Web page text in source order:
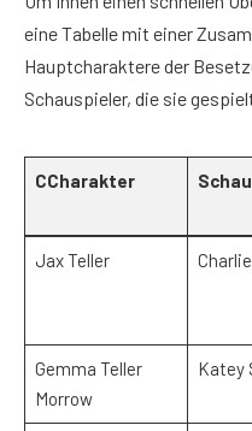
eine Tabelle mit einer
Hauptcharaktere der
Schauspieler, die sie
CCharakter
Jax Teller
Gemma Teller
Morrow
Katey